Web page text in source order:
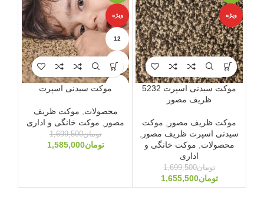
ویژه
موکت سیدنی اسپرت 5232
ظریف مصور
موکت ظریف مصور
موکت
سیدنی اسپرت ظریف مصور
محصولات
موکت خانگی و
اداری
تومان1,699,500
تومان1,655,500
ویژه
12
6
موکت سیدنی اسپرت
محصولات
موکت ظریف
مصور
موکت خانگی و اداری
تومان1,699,500
تومان1,585,000